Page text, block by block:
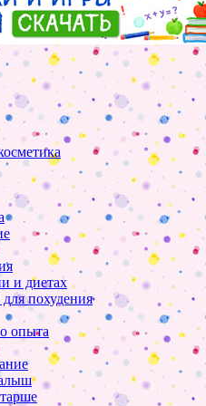
и диетах
похудения
опыта